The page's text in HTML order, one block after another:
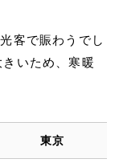
客で賑わうでし
いため、寒暖
東京